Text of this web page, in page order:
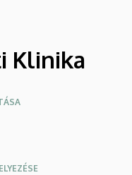
Klinika